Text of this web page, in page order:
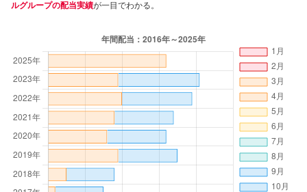
ルグループの配当実績が一目でわかる。